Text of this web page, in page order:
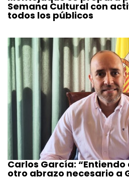
Semana Cultural con
todos los públicos
Carlos García:
otro abrazo necesario a